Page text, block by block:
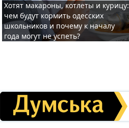
Хотят макароны, котлеты и курицу:
чем будут кормить одесских
школьников и почему к началу
года могут не успеть?